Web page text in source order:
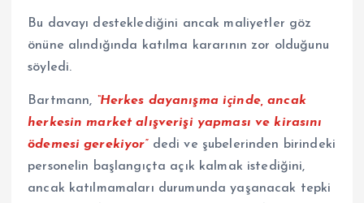
Bu davayı desteklediğini ancak maliyetler göz
önüne alındığında katılma kararının zor olduğunu
söyledi.
Bartmann, “Herkes dayanışma içinde, ancak
herkesin market alışverişi yapması ve kirasını
ödemesi gerekiyor”dedi ve şubelerinden birindeki
personelin başlangıçta açık kalmak istediğini,
ancak katılmamaları durumunda yaşanacak tepki